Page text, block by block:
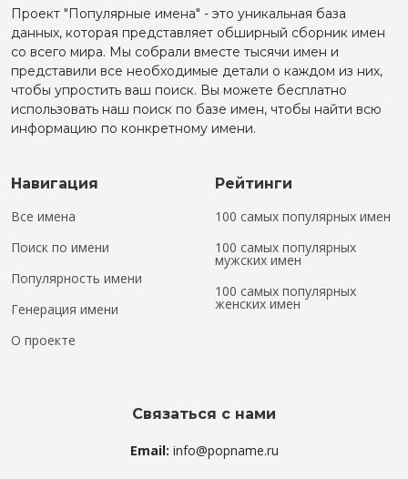
Проект "Популярные имена" - это уникальная база
данных, которая представляет обширный сборник имен
со всего мира. Мы собрали вместе тысячи имен и
представили все необходимые детали о каждом из них,
чтобы упростить ваш поиск. Вы можете бесплатно
использовать наш поиск по базе имен, чтобы найти всю
информацию по конкретному имени.
Навигация
Все имена
Поиск по имени
Популярность имени
Генерация имени
О проекте
Рейтинги
100 самых популярных имен
100 самых популярных
мужских имен
100 самых популярных
женских имен
Связаться с нами
Email: info@popname.ru